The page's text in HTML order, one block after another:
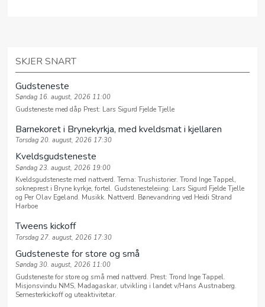
SKJER SNART
Gudsteneste
Søndag 16. august, 2026 11:00
Gudsteneste med dåp Prest: Lars Sigurd Fjelde Tjelle
Barnekoret i Brynekyrkja, med kveldsmat i kjellaren
Torsdag 20. august, 2026 17:30
Kveldsgudsteneste
Søndag 23. august, 2026 19:00
Kveldsgudsteneste med nattverd. Tema: Trushistorier. Trond Inge Tappel,
sokneprest i Bryne kyrkje, fortel. Gudstenesteleiing: Lars Sigurd Fjelde Tjelle
og Per Olav Egeland. Musikk. Nattverd. Bønevandring ved Heidi Strand
Harboe
Tweens kickoff
Torsdag 27. august, 2026 17:30
Gudsteneste for store og små
Søndag 30. august, 2026 11:00
Gudsteneste for store og små med nattverd. Prest: Trond Inge Tappel.
Misjonsvindu NMS, Madagaskar, utvikling i landet v/Hans Austnaberg.
Semesterkickoff og uteaktivitetar.